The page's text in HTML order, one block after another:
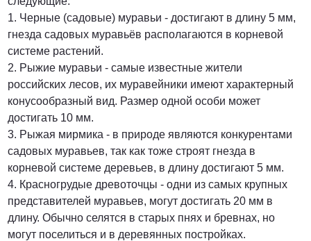
1. Черные (садовые) муравьи - достигают в длину 5 мм,
гнезда садовых муравьёв располагаются в корневой
системе растений.
2. Рыжие муравьи - самые известные жители
российских лесов, их муравейники имеют характерный
конусообразный вид. Размер одной особи может
достигать 10 мм.
3. Рыжая мирмика - в природе являются конкурентами
садовых муравьев, так как тоже строят гнезда в
корневой системе деревьев, в длину достигают 5 мм.
4. Красногрудые древоточцы - одни из самых крупных
представителей муравьев, могут достигать 20 мм в
длину. Обычно селятся в старых пнях и бревнах, но
могут поселиться и в деревянных постройках.